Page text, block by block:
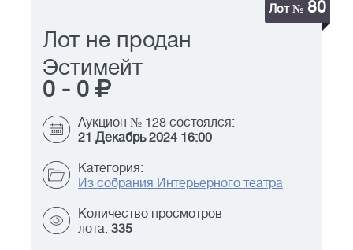
Лот № 80
Лот не продан
Эстимейт
0 - 0
Аукцион № 128 состоялся:
21 Декабрь 2024 16:00
Категория:
Из собрания Интерьерного театра
Количество просмотров
лота: 335